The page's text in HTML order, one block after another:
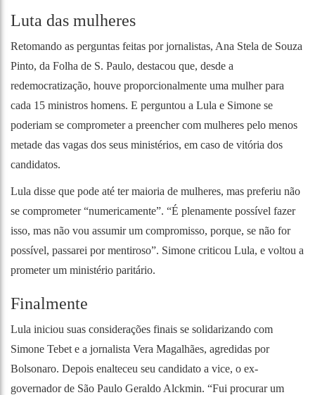
Luta das mulheres
Retomando as perguntas feitas por jornalistas, Ana Stela de Souza
Pinto, da Folha de S. Paulo, destacou que, desde a
redemocratização, houve proporcionalmente uma mulher para
cada 15 ministros homens. E perguntou a Lula e Simone se
poderiam se comprometer a preencher com mulheres pelo menos
metade das vagas dos seus ministérios, em caso de vitória dos
candidatos.
Lula disse que pode até ter maioria de mulheres, mas preferiu não
se comprometer “numericamente”. “É plenamente possível fazer
isso, mas não vou assumir um compromisso, porque, se não for
possível, passarei por mentiroso”. Simone criticou Lula, e voltou a
prometer um ministério paritário.
Finalmente
Lula iniciou suas considerações finais se solidarizando com
Simone Tebet e a jornalista Vera Magalhães, agredidas por
Bolsonaro. Depois enalteceu seu candidato a vice, o ex-
governador de São Paulo Geraldo Alckmin. “Fui procurar um